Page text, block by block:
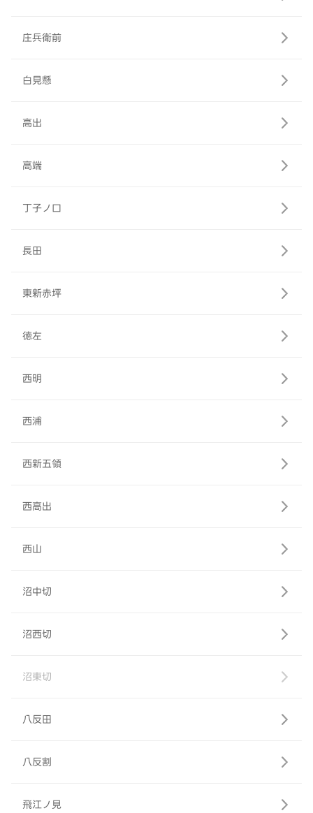
庄兵衛前
白見懸
高出
高端
丁子ノ口
長田
東新赤坪
徳左
西明
西浦
西新五領
西高出
西山
沼中切
沼西切
沼東切
八反田
八反割
飛江ノ見